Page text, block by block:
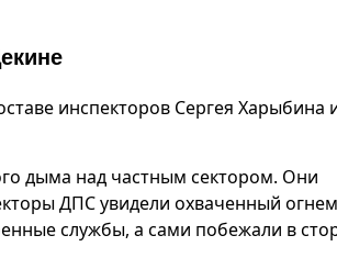
инспекторов Сергея Харыбина
дыма над частным сектором. Они
ДПС увидели охваченный
службы, а сами побежали в